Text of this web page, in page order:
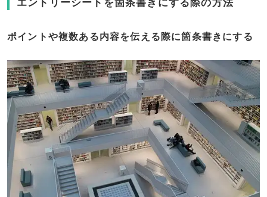
エントリーシートを箇条書きにする際の方法
ポイントや複数ある内容を伝える際に箇条書きにする